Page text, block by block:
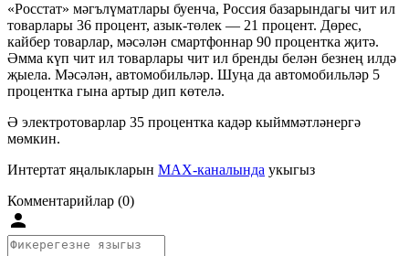
«Росстат» мәгълүматлары буенча, Россия базарындагы чит ил
товарлары 36 процент, азык-төлек — 21 процент. Дөрес,
кайбер товарлар, мәсәлән смартфоннар 90 процентка җитә.
Әмма күп чит ил товарлары чит ил бренды белән безнең илдә
җыела. Мәсәлән, автомобильләр. Шуңа да автомобильләр 5
процентка гына артыр дип көтелә.
Ә электротоварлар 35 процентка кадәр кыйммәтләнергә
мөмкин.
Интертат яңалыкларын MAX-каналында укыгыз
Комментарийлар (0)